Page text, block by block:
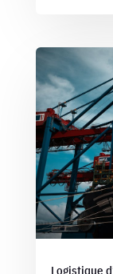
Logistique